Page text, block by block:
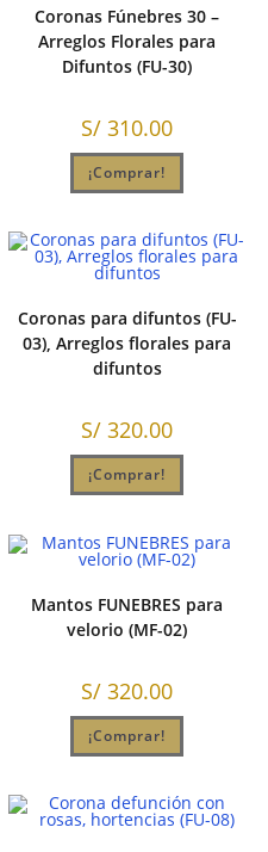
Coronas Fúnebres 30 –
Arreglos Florales para
Difuntos (FU-30)
S/ 310.00
¡Comprar!
Coronas para difuntos (FU-
03), Arreglos florales para
difuntos
S/ 320.00
¡Comprar!
Mantos FUNEBRES para
velorio (MF-02)
S/ 320.00
¡Comprar!